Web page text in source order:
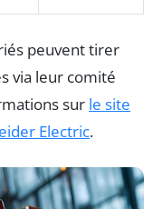
peuvent tirer
via leur comité
sur le site
Electric.